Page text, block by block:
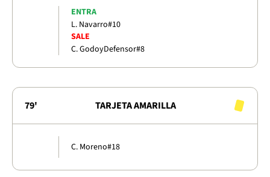
ENTRA
L. Navarro#10
SALE
C. GodoyDefensor#8
79' TARJETA AMARILLA
C. Moreno#18